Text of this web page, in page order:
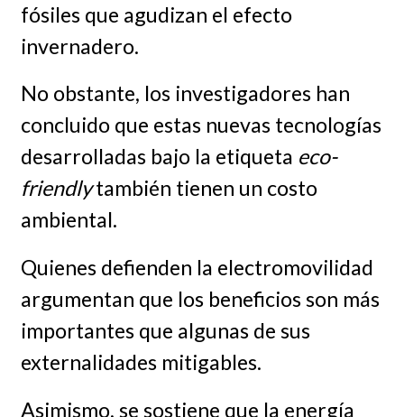
fósiles que agudizan el efecto
invernadero.
No obstante, los investigadores han
concluido que estas nuevas tecnologías
desarrolladas bajo la etiqueta eco-
friendlytambién tienen un costo
ambiental.
Quienes defienden la electromovilidad
argumentan que los beneficios son más
importantes que algunas de sus
externalidades mitigables.
Asimismo, se sostiene que la energía